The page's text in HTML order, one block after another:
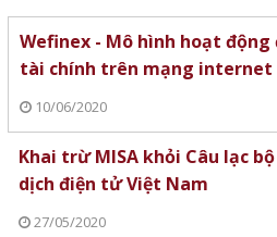
Wefinex - Mô hình hoạt
tài chính trên mạng internet
10/06/2020
Khai trừ MISA khỏi Câu lạc
dịch điện tử Việt Nam
27/05/2020